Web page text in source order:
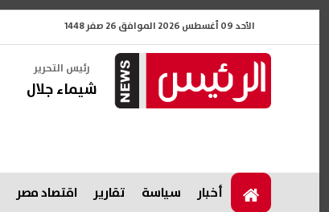
الأحد 09 أغسطس 2026 الموافق 26 صفر 1448
رئيس التحرير
شيماء جلال
أخبار سياسة تقارير اقتصاد مصر